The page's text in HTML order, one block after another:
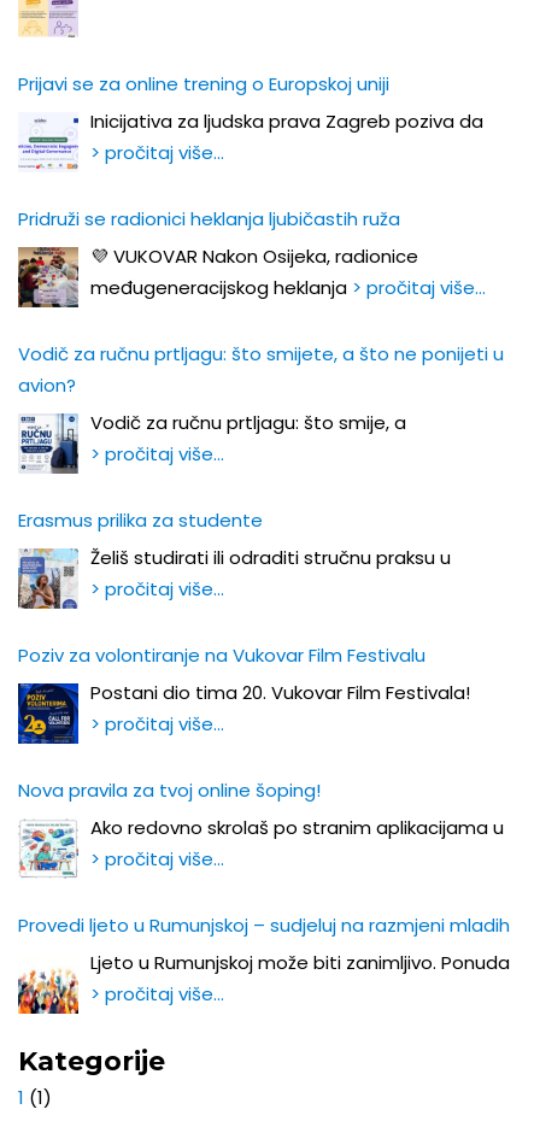
Prijavi se za online trening o Europskoj uniji
Inicijativa za ljudska prava Zagreb poziva da
> pročitaj više…
Pridruži se radionici heklanja ljubičastih ruža
💜 VUKOVAR Nakon Osijeka, radionice
međugeneracijskog heklanja > pročitaj više…
Vodič za ručnu prtljagu: što smijete, a što ne ponijeti u
avion?
Vodič za ručnu prtljagu: što smije, a
> pročitaj više…
Erasmus prilika za studente
Želiš studirati ili odraditi stručnu praksu u
> pročitaj više…
Poziv za volontiranje na Vukovar Film Festivalu
Postani dio tima 20. Vukovar Film Festivala!
> pročitaj više…
Nova pravila za tvoj online šoping!
Ako redovno skrolaš po stranim aplikacijama u
> pročitaj više…
Provedi ljeto u Rumunjskoj – sudjeluj na razmjeni mladih
Ljeto u Rumunjskoj može biti zanimljivo. Ponuda
> pročitaj više…
Kategorije
1 (1)